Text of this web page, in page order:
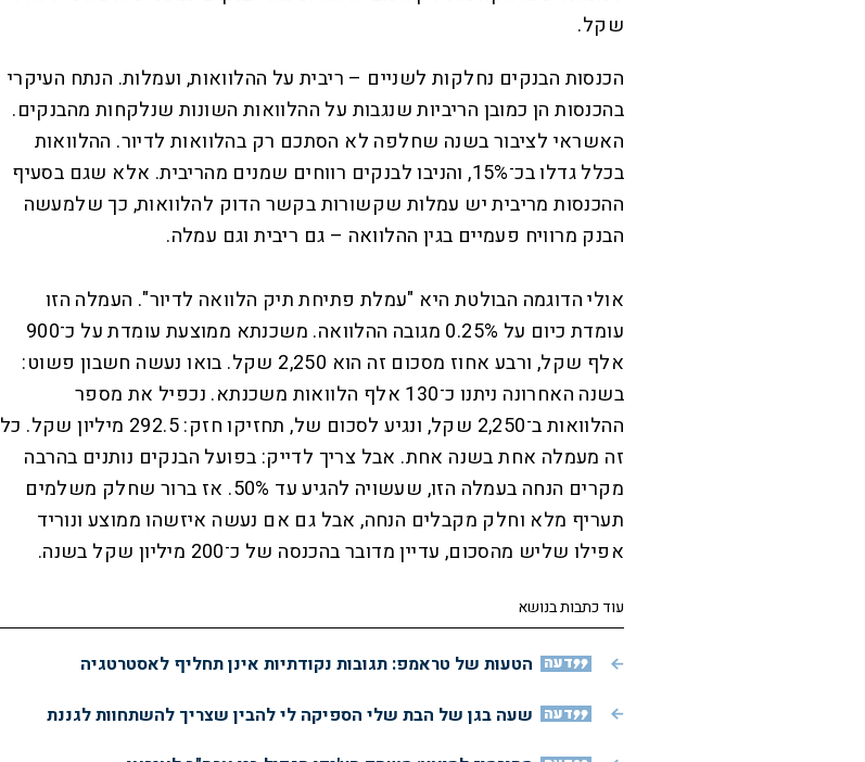
שקל.
הכנסות הבנקים נחלקות לשניים – ריבית על ההלוואות, ועמלות. הנתח העיקרי
בהכנסות הן כמובן הריביות שנגבות על ההלוואות השונות שנלקחות מהבנקים.
האשראי לציבור בשנה שחלפה לא הסתכם רק בהלוואות לדיור. ההלוואות
בכלל גדלו בכ־15%, והניבו לבנקים רווחים שמנים מהריבית. אלא שגם בסעיף
ההכנסות מריבית יש עמלות שקשורות בקשר הדוק להלוואות, כך שלמעשה
הבנק מרוויח פעמיים בגין ההלוואה – גם ריבית וגם עמלה.
אולי הדוגמה הבולטת היא "עמלת פתיחת תיק הלוואה לדיור". העמלה הזו
עומדת כיום על 0.25% מגובה ההלוואה. משכנתא ממוצעת עומדת על כ־900
אלף שקל, ורבע אחוז מסכום זה הוא 2,250 שקל. בואו נעשה חשבון פשוט:
בשנה האחרונה ניתנו כ־130 אלף הלוואות משכנתא. נכפיל את מספר
ההלוואות ב־2,250 שקל, ונגיע לסכום של, תחזיקו חזק: 292.5 מיליון שקל. כל
זה מעמלה אחת בשנה אחת. אבל צריך לדייק: בפועל הבנקים נותנים בהרבה
מקרים הנחה בעמלה הזו, שעשויה להגיע עד 50%. אז ברור שחלק משלמים
תעריף מלא וחלק מקבלים הנחה, אבל גם אם נעשה איזשהו ממוצע ונוריד
אפילו שליש מהסכום, עדיין מדובר בהכנסה של כ־200 מיליון שקל בשנה.
עוד כתבות בנושא
דעה הטעות של טראמפ: תגובות נקודתיות אינן תחליף לאסטרטגיה
דעה שעה בגן של הבת שלי הספיקה לי להבין שצריך להשתחוות לגננת